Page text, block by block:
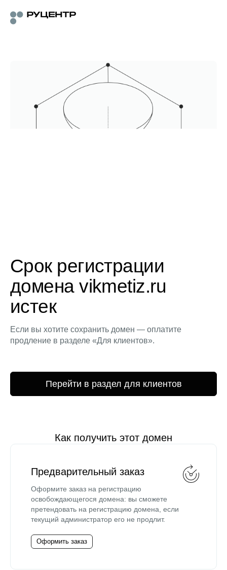
Срок регистрации
домена vikmetiz.ru
истек
Если вы хотите сохранить домен — оплатите
продление в разделе «Для клиентов».
Перейти в раздел для клиентов
Как получить этот домен
Предварительный заказ
Оформите заказ на регистрацию
освобождающегося домена: вы сможете
претендовать на регистрацию домена, если
текущий администратор его не продлит.
Оформить заказ